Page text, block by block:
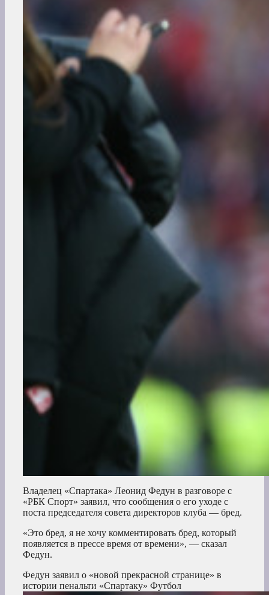
Владелец «Спартака» Леонид Федун в разговоре с
«РБК Спорт» заявил, что сообщения о его уходе с
поста председателя совета директоров клуба — бред.
«Это бред, я не хочу комментировать бред, который
появляется в прессе время от времени», — сказал
Федун.
Федун заявил о «новой прекрасной странице» в
истории пенальти «Спартаку» Футбол